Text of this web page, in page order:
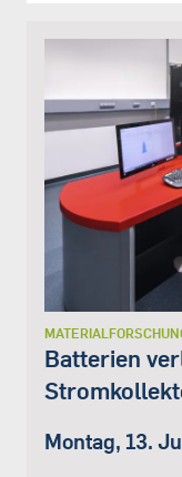
Batterien
Montag, 13.